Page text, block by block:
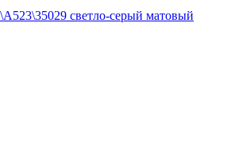
светло-серый матовый